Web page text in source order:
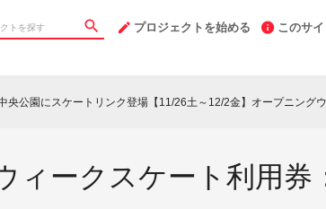
プロジェクトを始める このサ
央公園にスケートリンク登場【11/26土～12/2金】オープニング
ィークスケート利用券